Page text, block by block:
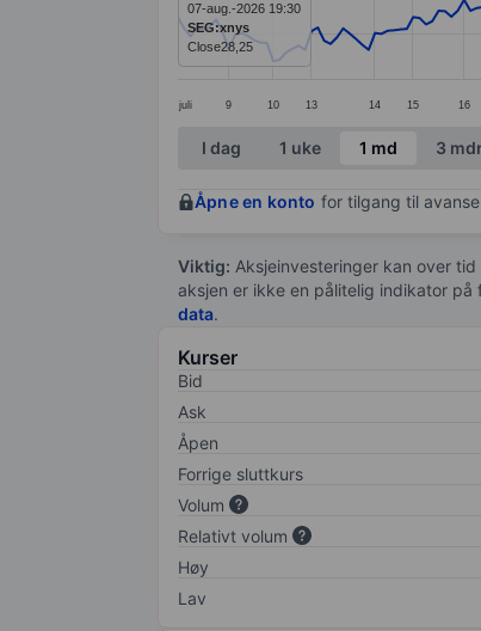
juli 9 10 13 14 15 16
07-aug.-2026 19:30
SEG:xnys
Close28,25
End of interactive chart.
I dag 1 uke 1 md 3
Åpne en konto for tilgang til
Viktig: Aksjeinvesteringer kan over
aksjen er ikke en pålitelig indikator
data.
Kurser
Bid
Ask
Åpen
Forrige sluttkurs
Volum
Relativt volum
Høy
Lav